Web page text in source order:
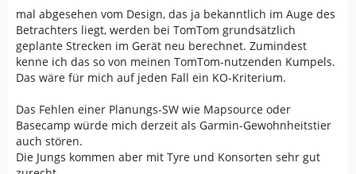
mal abgesehen vom Design, das ja bekanntlich im Auge des
Betrachters liegt, werden bei TomTom grundsätzlich
geplante Strecken im Gerät neu berechnet. Zumindest
kenne ich das so von meinen TomTom-nutzenden Kumpels.
Das wäre für mich auf jeden Fall ein KO-Kriterium.
Das Fehlen einer Planungs-SW wie Mapsource oder
Basecamp würde mich derzeit als Garmin-Gewohnheitstier
auch stören.
Die Jungs kommen aber mit Tyre und Konsorten sehr gut